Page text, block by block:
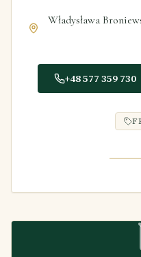
Władysława
+48 577 359 730